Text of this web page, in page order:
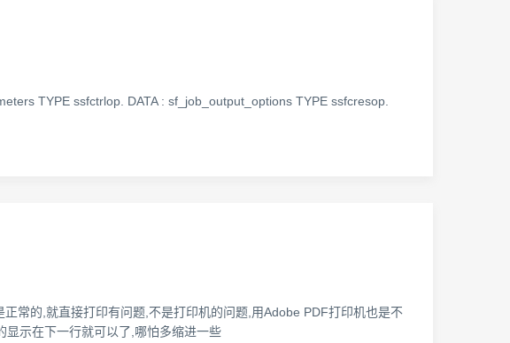
TYPE ssfctrlop. DATA : sf_job_output_options TYPE ssfcresop.
常的,就直接打印有问题,不是打印机的问题,用Adobe PDF打印机也是不
示在下一行就可以了,哪怕多缩进一些